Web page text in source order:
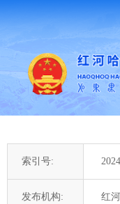
索引号:
发布机构: 红